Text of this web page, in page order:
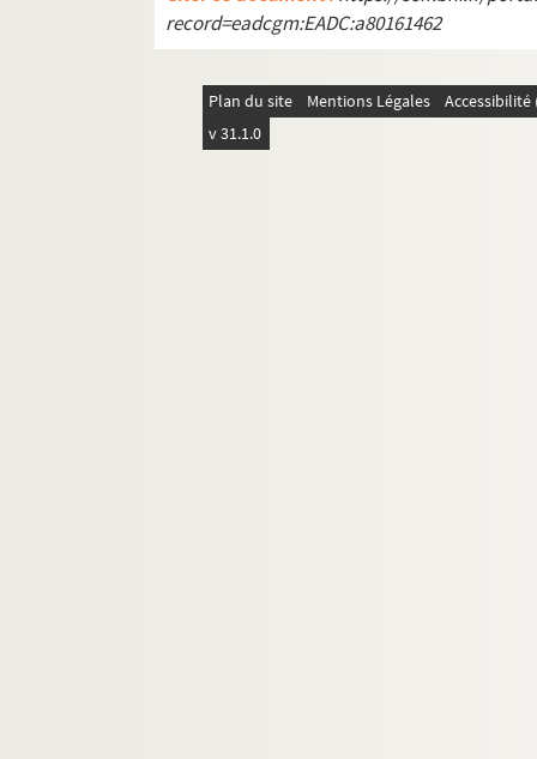
record=eadcgm:EADC:a80161462
Plan du site Mentions Légales
v 31.1.0